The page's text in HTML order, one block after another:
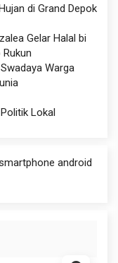
di Grand Depok
Gelar Halal bi
Warga
Lokal
android